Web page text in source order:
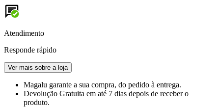
Atendimento
Responde rápido
Ver mais sobre a loja
Magalu garante a sua compra, do pedido à entrega.
Devolução Gratuita em até 7 dias depois de receber o
produto.